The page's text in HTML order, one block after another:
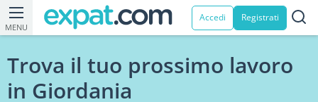
MENU
Accedi Registrati
Trova il tuo prossimo lavoro
in Giordania